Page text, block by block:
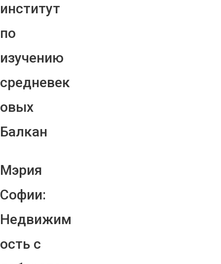
институт
по
изучению
средневек
овых
Балкан
Мэрия
Софии:
Недвижим
ость с